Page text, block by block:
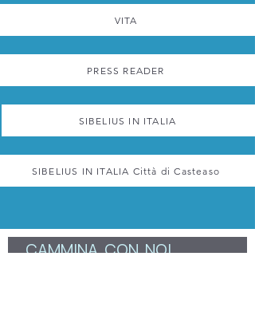
VITA
PRESS READER
SIBELIUS IN ITALIA
SIBELIUS IN ITALIA Città di Casteaso
CAMMINA  CON  NOI